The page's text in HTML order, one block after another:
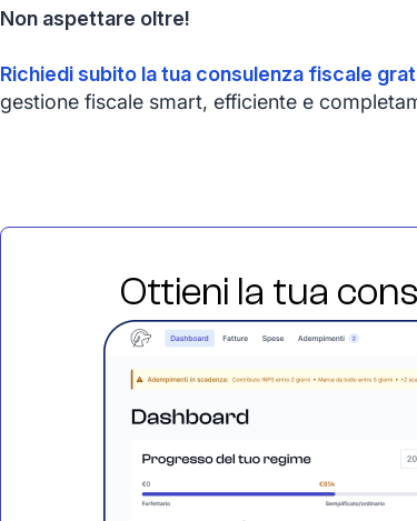
Non aspettare oltre!
Richiedi subito la tua consulenza fiscale
gestione fiscale smart, efficiente e
Ottieni la tua